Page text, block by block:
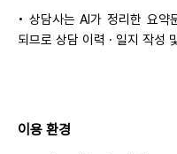
• 상담사는 AI가 정리한 요약
되므로 상담 이력 · 일지 작성
이용 환경